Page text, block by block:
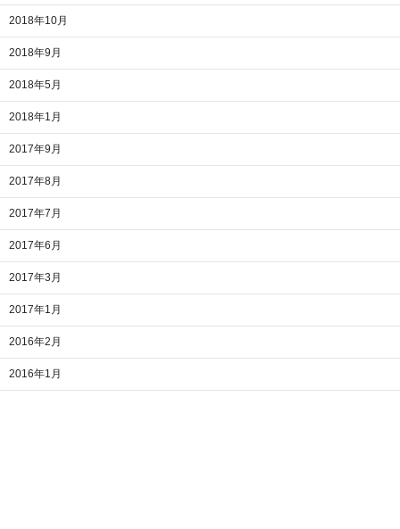
2018年10月
2018年9月
2018年5月
2018年1月
2017年9月
2017年8月
2017年7月
2017年6月
2017年3月
2017年1月
2016年2月
2016年1月